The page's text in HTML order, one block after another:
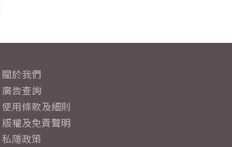
關於我們
廣告查詢
使用條款及細則
版權及免責聲明
私隱政策